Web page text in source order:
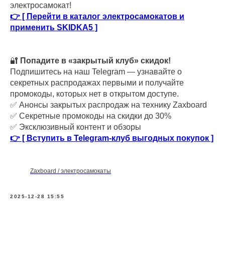
электросамокат!
👉 [ Перейти в каталог электросамокатов и
применить SKIDKA5 ]
🔐 Попадите в «закрытый клуб» скидок!
Подпишитесь на наш Telegram — узнавайте о
секретных распродажах первыми и получайте
промокоды, которых нет в открытом доступе.
✅ Анонсы закрытых распродаж на технику Zaxboard
✅ Секретные промокоды на скидки до 30%
✅ Эксклюзивный контент и обзоры
👉 [ Вступить в Telegram-клуб выгодных покупок ]
Zaxboard / электросамокаты
2025-12-28 15:55